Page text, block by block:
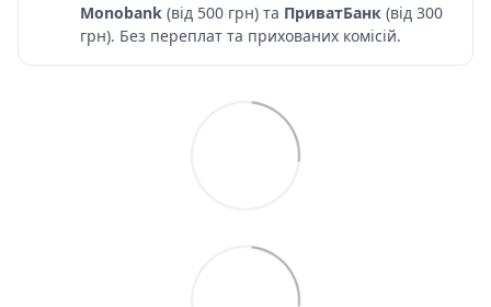
Monobank (від 500 грн) та ПриватБанк (від 300
грн). Без переплат та прихованих комісій.